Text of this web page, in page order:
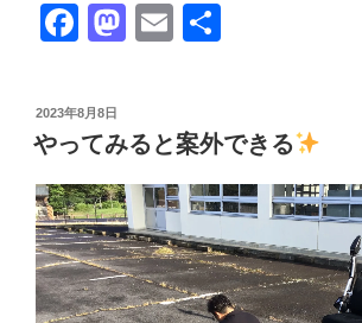
く
口
座
開
設
”
の
F
c
e
b
o
o
k
M
o
d
o
n
E
投
稿
日:
2023年8月8日
やってみると案外できる